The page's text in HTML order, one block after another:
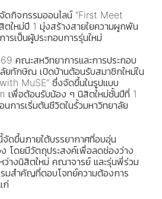
กิจกรรมออนไลน์ “First Meet
ใหม่ปี 1 มุ่งสร้างสายใยความผูกพัน
รเป็นผู้ประกอบการรุ่นใหม่
คณะสหวิทยาการและการประกอบ
ยทักษิณ เปิดบ้านต้อนรับสมาชิกใหม่ใน
MuSE” ซึ่งจัดขึ้นในรูปแบบ
เพื่อต้อนรับน้อง ๆ นิสิตใหม่ชั้นปีที่ 1
การเริ่มต้นชีวิตในรั้วมหาวิทยาลัย
ดขึ้นภายใต้บรรยากาศที่อบอุ่น
โดยมีวัตถุประสงค์เพื่อลดช่องว่าง
ว่างนิสิตใหม่ คณาจารย์ และรุ่นพี่ร่วม
มสำคัญที่ตอบโจทย์ความต้องการ
ก่